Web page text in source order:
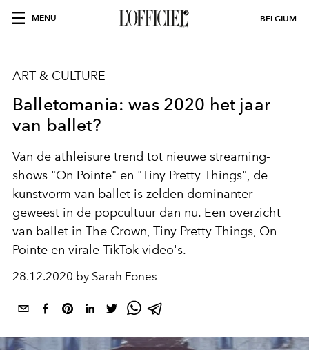
MENU BELGIUM
ART & CULTURE
Balletomania: was 2020 het jaar
van ballet?
Van de athleisure trend tot nieuwe streaming-
shows "On Pointe" en "Tiny Pretty Things", de
kunstvorm van ballet is zelden dominanter
geweest in de popcultuur dan nu. Een overzicht
van ballet in The Crown, Tiny Pretty Things, On
Pointe en virale TikTok video's.
28.12.2020 by Sarah Fones